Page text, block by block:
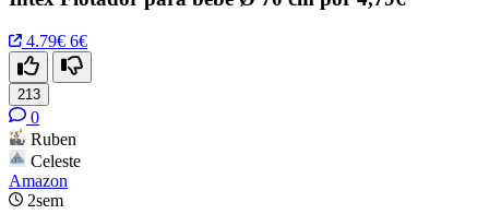
4.79€ 6€
213
0
Ruben
Celeste
Amazon
2sem